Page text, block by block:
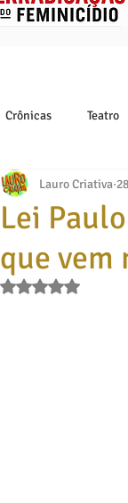
Crônicas Teatro
Lei
que vem
Lauro Criativa
Avaliado com